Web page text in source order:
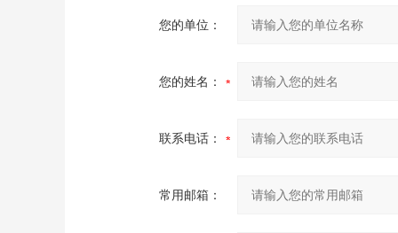
您的单位：
您的姓名：
联系电话：
常用邮箱：